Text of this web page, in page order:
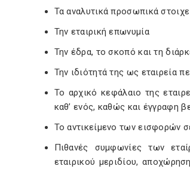
Τα αναλυτικά προσωπικά
Την εταιρική επωνυμία
Την έδρα, το σκοπό και τη
Την ιδιότητά της ως εταιρεία
Το αρχικό κεφάλαιο της
καθ’ ενός, καθώς και έγγραφη
Το αντικείμενο των εισφορών
Πιθανές συμφωνίες των
εταιρικού μεριδίου,